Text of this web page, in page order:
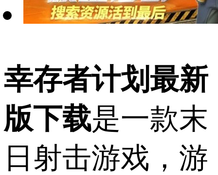
幸存者计划最新
版下载是一款末
日射击游戏，游